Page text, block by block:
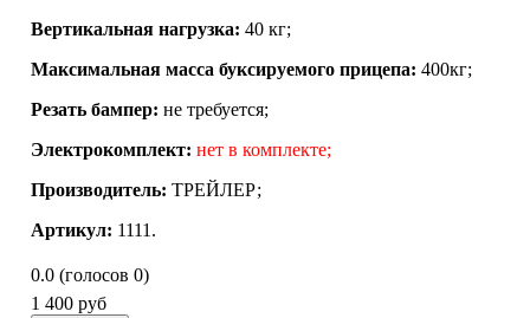
Вертикальная нагрузка: 40 кг;
Максимальная масса буксируемого прицепа: 400кг;
Резать бампер: не требуется;
Электрокомплект: нет в комплекте;
Производитель: ТРЕЙЛЕР;
Артикул: 1111.
0.0 (голосов 0)
1 400 руб